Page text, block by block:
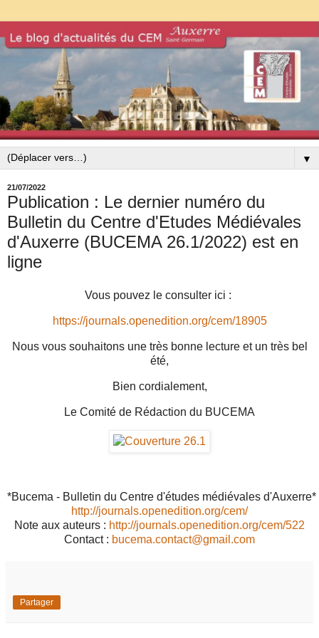
▼
21/07/2022
Publication : Le dernier numéro du
Bulletin du Centre d'Etudes Médiévales
d'Auxerre (BUCEMA 26.1/2022) est en
ligne
Vous pouvez le consulter ici :
https://journals.openedition.org/cem/18905
Nous vous souhaitons une très bonne lecture et un très bel
été,
Bien cordialement,
Le Comité de Rédaction du BUCEMA
*Bucema - Bulletin du Centre d'études médiévales d'Auxerre*
http://journals.openedition.org/cem/
Note aux auteurs : http://journals.openedition.org/cem/522
Contact : bucema.contact@gmail.com
Partager